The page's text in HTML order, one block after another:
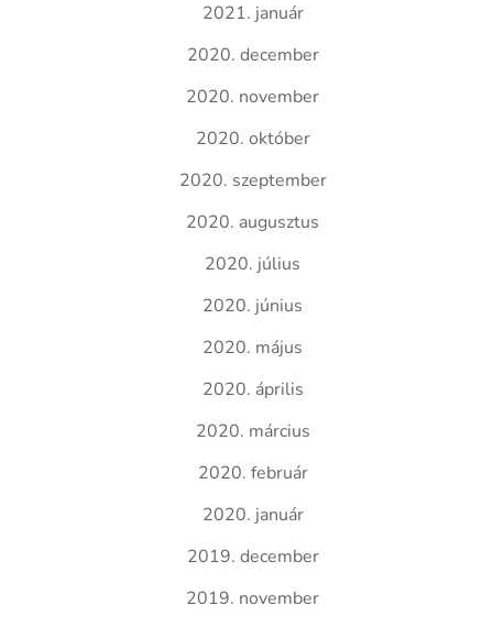
2021. január
2020. december
2020. november
2020. október
2020. szeptember
2020. augusztus
2020. július
2020. június
2020. május
2020. április
2020. március
2020. február
2020. január
2019. december
2019. november